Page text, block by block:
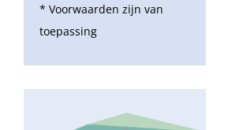
* Voorwaarden zijn van
toepassing